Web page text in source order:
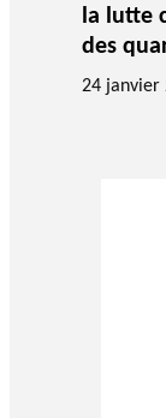
la lutte
des
24 janvier